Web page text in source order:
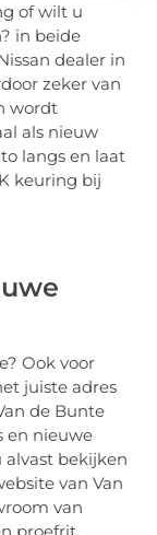
of wilt u
in beide
dealer in
zeker van
wordt
als nieuw
langs en laat
keuring bij
Ook voor
juiste adres
de Bunte
en nieuwe
bekijken
van Van
van